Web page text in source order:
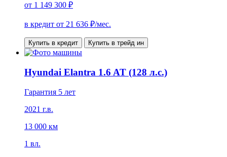
от 1 149 300 ₽
в кредит от 21 636 ₽/мес.
Купить в кредит Купить в трейд ин
Hyundai Elantra 1.6 AT (128 л.с.)
Гарантия 5 лет
2021 г.в.
13 000 км
1 вл.